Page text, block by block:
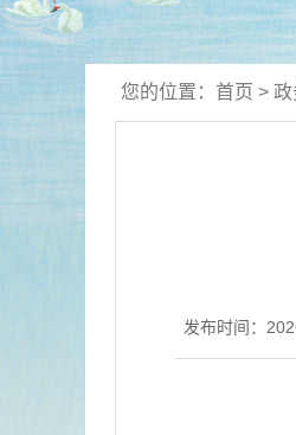
您的位置： 首页 > 政
发布时间：